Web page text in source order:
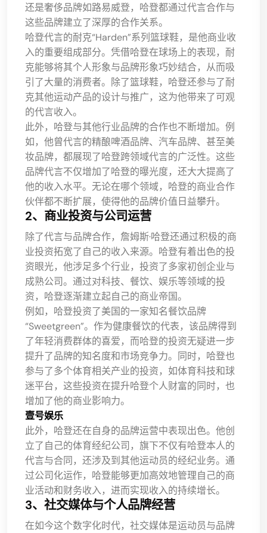
还是奢侈品牌如路易威登，哈登都通过代言合作与
这些品牌建立了深厚的合作关系。
哈登代言的耐克“Harden”系列篮球鞋，是他商业收
入的重要组成部分。凭借哈登在球场上的表现，耐
克能够将其个人形象与品牌形象巧妙结合，从而吸
引了大量的消费者。除了篮球鞋，哈登还参与了耐
克其他运动产品的设计与推广，这为他带来了可观
的代言收入。
此外，哈登与其他行业品牌的合作也不断增加。例
如，他曾代言的精酿啤酒品牌、汽车品牌、甚至美
妆品牌，都展现了哈登跨领域代言的广泛性。这些
品牌代言不仅增加了哈登的曝光度，还大大提高了
他的收入水平。无论在哪个领域，哈登的商业合作
伙伴都不断扩展，使得他的品牌价值日益攀升。
2、商业投资与公司运营
除了代言与品牌合作，詹姆斯·哈登还通过积极的商
业投资拓宽了自己的收入来源。哈登有着出色的投
资眼光，他涉足多个行业，投资了多家初创企业与
成熟公司。通过对科技、餐饮、娱乐等领域的投
资，哈登逐渐建立起自己的商业帝国。
例如，哈登投资了美国的一家知名餐饮品牌
“Sweetgreen”。作为健康餐饮的代表，该品牌得到
了年轻消费群体的喜爱，而哈登的投资无疑进一步
提升了品牌的知名度和市场竞争力。同时，哈登也
参与了多个体育相关产业的投资，如体育科技和球
迷平台，这些投资在提升哈登个人财富的同时，也
增加了他的商业影响力。
壹号娱乐
此外，哈登还在自身的品牌运营中表现出色。他创
立了自己的体育经纪公司，旗下不仅有哈登本人的
代言与合同，还涉及到其他运动员的经纪业务。通
过公司化运作，哈登能够更加高效地管理自己的商
业活动和财务收入，进而实现收入的持续增长。
3、社交媒体与个人品牌经营
在如今这个数字化时代，社交媒体是运动员与品牌